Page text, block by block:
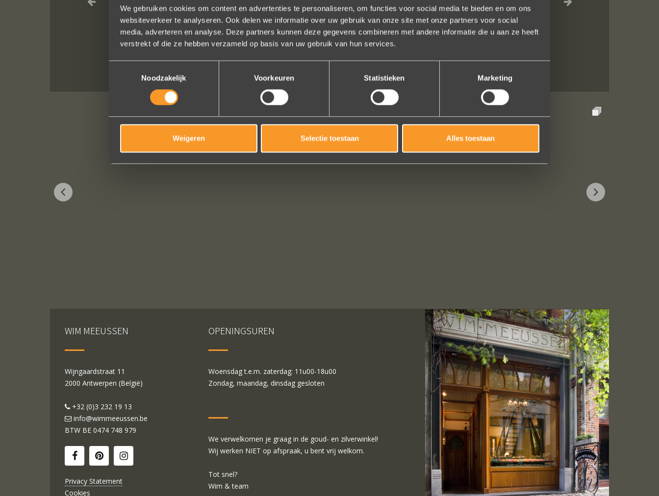
We gebruiken cookies om content en advertenties te personaliseren, om functies voor social media te bieden en om ons
websiteverkeer te analyseren. Ook delen we informatie over uw gebruik van onze site met onze partners voor social
media, adverteren en analyse. Deze partners kunnen deze gegevens combineren met andere informatie die u aan ze heeft
verstrekt of die ze hebben verzameld op basis van uw gebruik van hun services.
Noodzakelijk
Voorkeuren Statistieken Marketing
Weigeren Selectie toestaan Alles toestaan
Ennio Drost
WIM MEEUSSEN
Wijngaardstraat 11
2000 Antwerpen (België)
+32 (0)3 232 19 13
info@wimmeeussen.be
BTW BE 0474 748 979
Privacy Statement
Cookies
OPENINGSUREN
Woensdag t.e.m. zaterdag: 11u00-18u00
Zondag, maandag, dinsdag gesloten
We verwelkomen je graag in de goud- en zilverwinkel!
Wij werken NIET op afspraak, u bent vrij welkom.
Tot snel?
Wim & team